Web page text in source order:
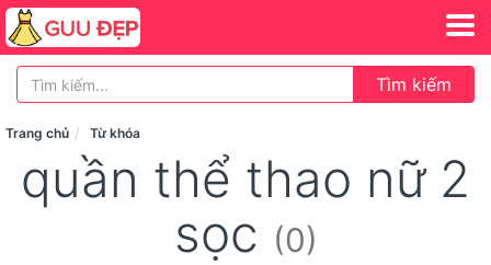
Tìm kiếm
Trang chủ Từ khóa
quần thể thao nữ 2
sọc (0)